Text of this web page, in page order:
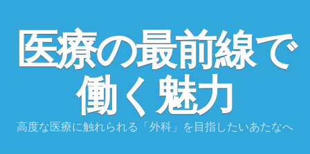
医療の最前線で
働く魅力
高度な医療に触れられる「外科」を目指したいあたなへ